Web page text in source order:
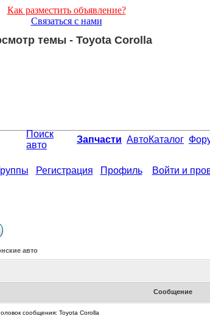
Как разместить объявление?
Связаться с нами
темы - Toyota Corolla
Поиск
авто
Запчасти АвтоКаталог
Регистрация Профиль Войти и
авто
Сообщение
сообщения: Toyota Corolla